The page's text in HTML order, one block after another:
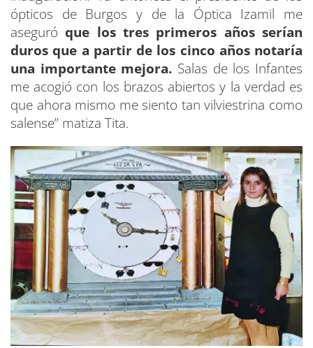
ópticos de Burgos y de la Óptica Izamil me
aseguró que los tres primeros años serían
duros que a partir de los cinco años notaría
una importante mejora. Salas de los Infantes
me acogió con los brazos abiertos y la verdad es
que ahora mismo me siento tan vilviestrina como
salense” matiza Tita.